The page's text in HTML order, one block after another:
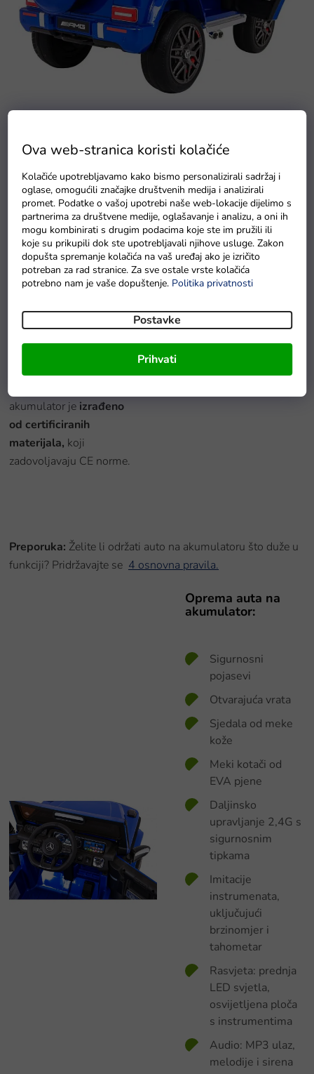
Ova web-stranica koristi kolačiće
Kolačiće upotrebljavamo kako bismo personalizirali sadržaj i
oglase, omogućili značajke društvenih medija i analizirali
promet. Podatke o vašoj upotrebi naše web-lokacije dijelimo s
partnerima za društvene medije, oglašavanje i analizu, a oni ih
mogu kombinirati s drugim podacima koje ste im pružili ili
koje su prikupili dok ste upotrebljavali njihove usluge. Zakon
dopušta spremanje kolačića na vaš uređaj ako je izričito
potreban za rad stranice. Za sve ostale vrste kolačića
potrebno nam je vaše dopuštenje. Politika privatnosti
Postavke
Prihvati
Podesivi
sigurnosni
pojasevi osiguravaju
glatko iskustvo i u
svakodnevnoj vožnji u
parku i na vikend izletima
izvan grada.
upravljaču 2,4Gmoći
ćete potpuno upravljati
vašem mališanu punu
akumulator je izrađeno
od certificiranih
materijala, koji
zadovoljavaju CE norme.
Preporuka: Želite li održati auto na akumulatoru što duže u
funkciji? Pridržavajte se 4 osnovna pravila.
Oprema auta na
akumulator:
Sigurnosni
pojasevi
Otvarajuća vrata
Sjedala od meke
kože
Meki kotači od
EVA pjene
Daljinsko
upravljanje 2,4G s
sigurnosnim
tipkama
Imitacije
instrumenata,
uključujući
brzinomjer i
tahometar
Rasvjeta: prednja
LED svjetla,
osvijetljena ploča
s instrumentima
Audio: MP3 ulaz,
melodije i sirena